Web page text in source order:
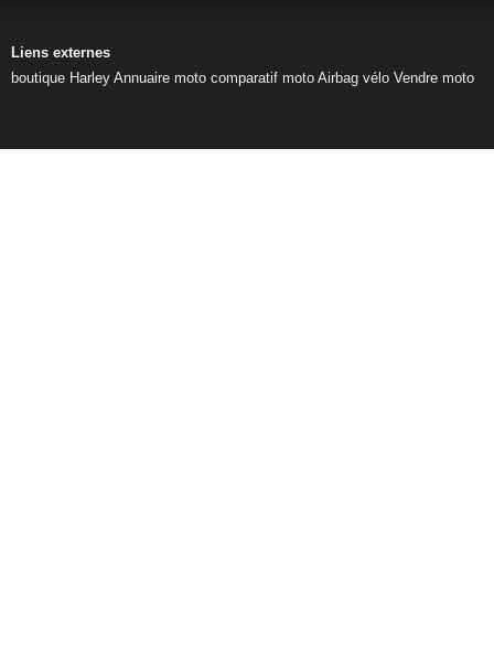
Liens externes
boutique Harley Annuaire moto comparatif moto Airbag vélo Vendre moto